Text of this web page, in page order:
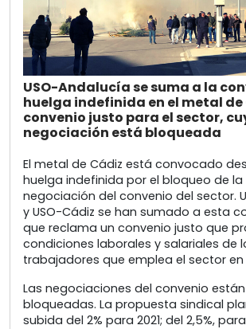
USO-Andalucía se suma a la
huelga indefinida en el metal de
convenio justo para el sector,
negociación está bloqueada
El metal de Cádiz está convocado
huelga indefinida por el bloqueo de
negociación del convenio del sector.
y USO-Cádiz se han sumado a esta
que reclama un convenio justo que
condiciones laborales y salariales de
trabajadores que emplea el sector
Las negociaciones del convenio
bloqueadas. La propuesta sindical
subida del 2% para 2021; del 2,5%,